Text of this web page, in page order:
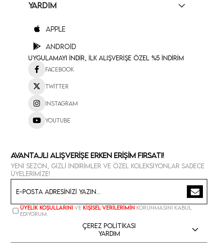
YARDIM
Apple
Android
Uygulamayı İndir, İlk Alışverişe Özel %5 İndirim
Facebook
Twitter
Instagram
Youtube
Avantajlı Alışverişe Erken Erişim Fırsatı!
Yeni sezon, gizli indirimler ve özel koleksiyonlar sadece
üyelerimize!
Üyelik koşullarını ve kişisel verilerimin korunmasını kabul
ediyorum.
Çerez Politikası
Yardım